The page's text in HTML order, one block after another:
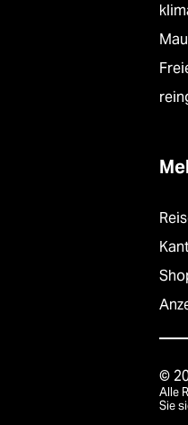
©
Alle
Sie